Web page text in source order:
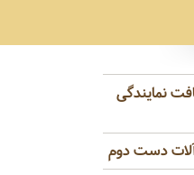
نمایندگی
دست دوم